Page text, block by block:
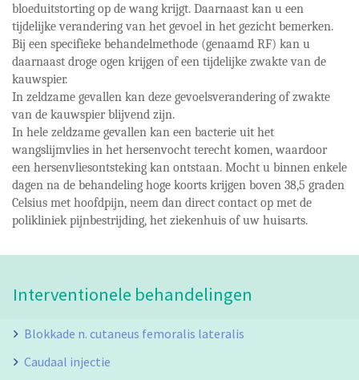
bloeduitstorting op de wang krijgt. Daarnaast kan u een
tijdelijke verandering van het gevoel in het gezicht bemerken.
Bij een specifieke behandelmethode (genaamd RF) kan u
daarnaast droge ogen krijgen of een tijdelijke zwakte van de
kauwspier.
In zeldzame gevallen kan deze gevoelsverandering of zwakte
van de kauwspier blijvend zijn.
In hele zeldzame gevallen kan een bacterie uit het
wangslijmvlies in het hersenvocht terecht komen, waardoor
een hersenvliesontsteking kan ontstaan. Mocht u binnen enkele
dagen na de behandeling hoge koorts krijgen boven 38,5 graden
Celsius met hoofdpijn, neem dan direct contact op met de
polikliniek pijnbestrijding, het ziekenhuis of uw huisarts.
Interventionele behandelingen
Blokkade n. cutaneus femoralis lateralis
Caudaal injectie